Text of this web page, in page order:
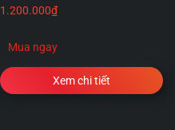
1.200.000₫
Mua ngay
Xem chi tiết